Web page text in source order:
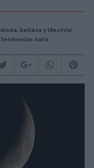
belleza y lifestyle.
nata.